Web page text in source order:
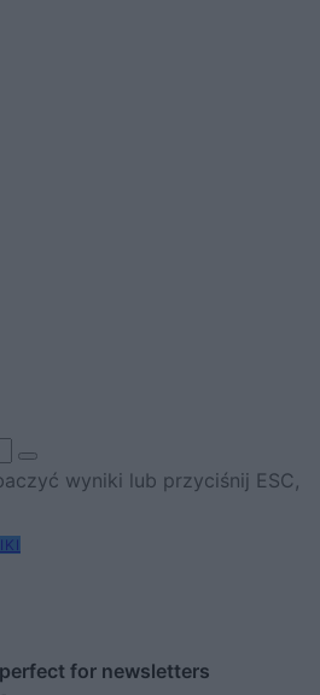
wyniki lub przyciśnij ESC,
for newsletters